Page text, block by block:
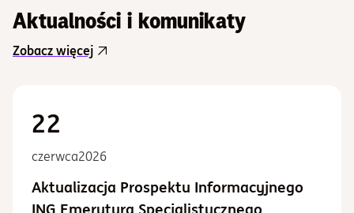
Aktualności i komunikaty
Zobacz więcej
22
czerwca2026
Aktualizacja Prospektu Informacyjnego
ING Emerytura Specjalistycznego